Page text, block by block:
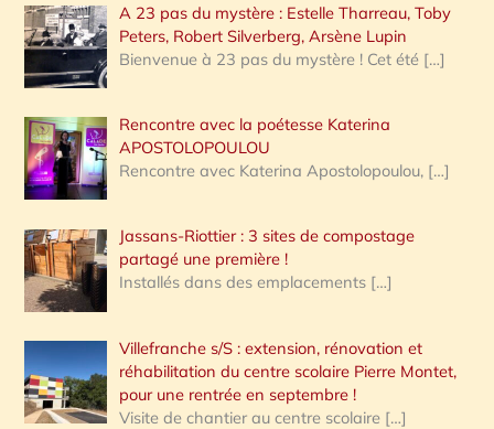
A 23 pas du mystère : Estelle Tharreau, Toby
Peters, Robert Silverberg, Arsène Lupin
Bienvenue à 23 pas du mystère ! Cet été […]
Rencontre avec la poétesse Katerina
APOSTOLOPOULOU
Rencontre avec Katerina Apostolopoulou, […]
Jassans-Riottier : 3 sites de compostage
partagé une première !
Installés dans des emplacements […]
Villefranche s/S : extension, rénovation et
réhabilitation du centre scolaire Pierre Montet,
pour une rentrée en septembre !
Visite de chantier au centre scolaire […]